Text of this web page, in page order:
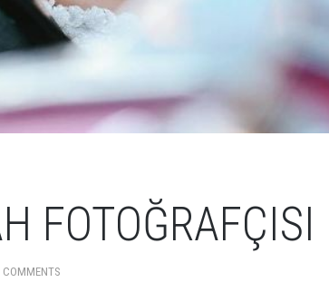
FOTOĞRAFÇISI
COMMENTS